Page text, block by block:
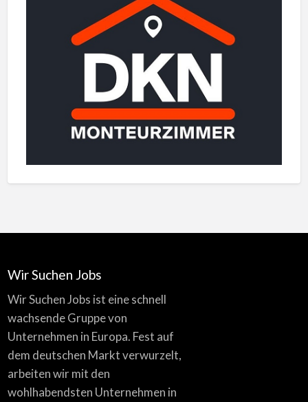
Wir Suchen Jobs
Wir Suchen Jobs ist eine schnell
wachsende Gruppe von
Unternehmen in Europa. Fest auf
dem deutschen Markt verwurzelt,
arbeiten wir mit den
wohlhabendsten Unternehmen in